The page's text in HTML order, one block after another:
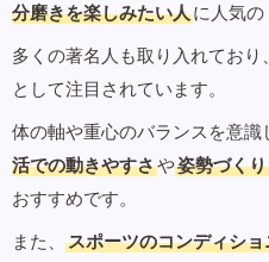
分磨きを楽しみたい人に人気の
多くの著名人も取り入れてお
として注目されています。
体の軸や重心のバランスを意識
活での動きやすさや姿勢づくり
おすすめです。
また、
スポーツのコンディショ